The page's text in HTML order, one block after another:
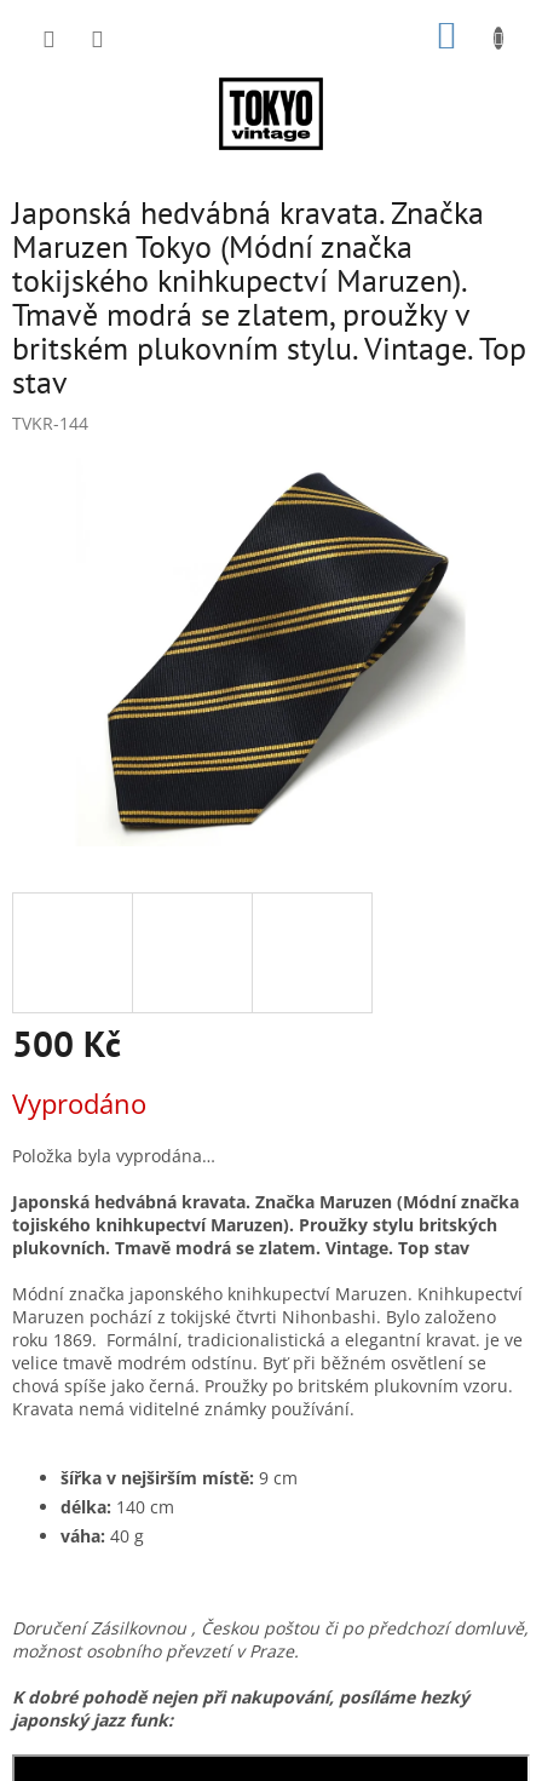
Japonská hedvábná kravata. Značka
Maruzen Tokyo (Módní značka
tokijského knihkupectví Maruzen).
Tmavě modrá se zlatem, proužky v
britském plukovním stylu. Vintage. Top
stav
TVKR-144
500 Kč
cena:
Vyprodáno
Položka byla vyprodána…
Japonská hedvábná kravata. Značka Maruzen (Módní značka
tojiského knihkupectví Maruzen). Proužky stylu britských
plukovních. Tmavě modrá se zlatem. Vintage. Top stav
Módní značka japonského knihkupectví Maruzen. Knihkupectví
Maruzen pochází z tokijské čtvrti Nihonbashi. Bylo založeno
roku 1869. Formální, tradicionalistická a elegantní kravat. je ve
velice tmavě modrém odstínu. Byť při běžném osvětlení se
chová spíše jako černá. Proužky po britském plukovním vzoru.
Kravata nemá viditelné známky používání.
šířka v nejširším místě: 9 cm
délka: 140 cm
váha: 40 g
Doručení Zásilkovnou , Českou poštou či po předchozí domluvě,
možnost osobního převzetí v Praze.
K dobré pohodě nejen při nakupování, posílámehezký
japonský jazz funk: